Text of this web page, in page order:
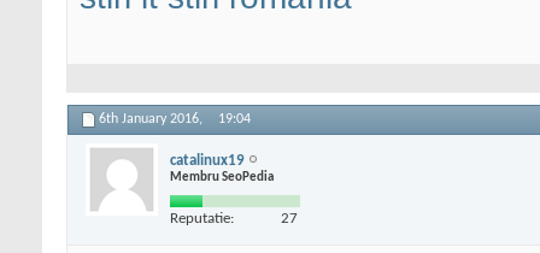
6th January 2016, 19:04
catalinux19
Membru SeoPedia
Reputatie: 27